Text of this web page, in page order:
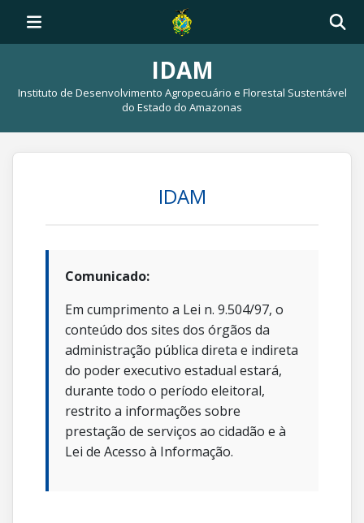
IDAM
Instituto de Desenvolvimento Agropecuário e Florestal Sustentável
do Estado do Amazonas
IDAM
Comunicado:
Em cumprimento a Lei n. 9.504/97, o
conteúdo dos sites dos órgãos da
administração pública direta e indireta
do poder executivo estadual estará,
durante todo o período eleitoral,
restrito a informações sobre
prestação de serviços ao cidadão e à
Lei de Acesso à Informação.